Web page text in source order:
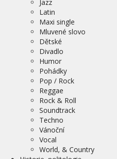
Jazz
Latin
Maxi single
Mluvené slovo
Dětské
Divadlo
Humor
Pohádky
Pop / Rock
Reggae
Rock & Roll
Soundtrack
Techno
Vánoční
Vocal
World, & Country